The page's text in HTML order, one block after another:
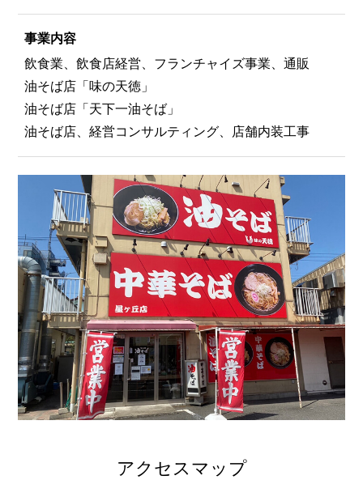
事業内容
飲食業、飲食店経営、フランチャイズ事業、通販
油そば店「味の天徳」
油そば店「天下一油そば」
油そば店、経営コンサルティング、店舗内装工事
アクセスマップ